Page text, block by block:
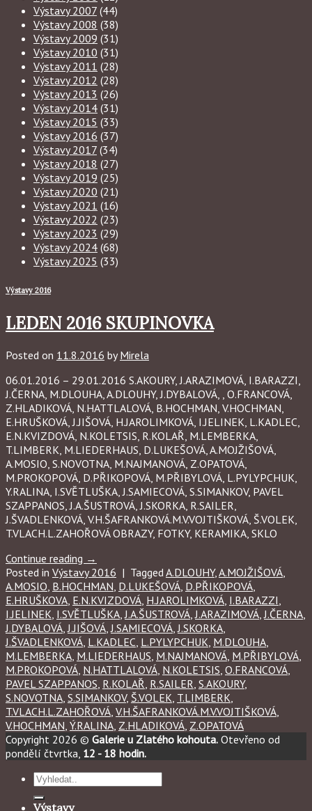
Výstavy 2007 (44)
Výstavy 2008 (38)
Výstavy 2009 (31)
Výstavy 2010 (31)
Výstavy 2011 (28)
Výstavy 2012 (28)
Výstavy 2013 (26)
Výstavy 2014 (31)
Výstavy 2015 (33)
Výstavy 2016 (37)
Výstavy 2017 (34)
Výstavy 2018 (27)
Výstavy 2019 (25)
Výstavy 2020 (21)
Výstavy 2021 (16)
Výstavy 2022 (23)
Výstavy 2023 (29)
Výstavy 2024 (68)
Výstavy 2025 (33)
Výstavy 2016
LEDEN 2016 SKUPINOVKA
Posted on 11.8.2016 byMirela
06.01.2016 – 29.01.2016 S.AKOURY, J.ARAZIMOVÁ, I.BARAZZI,
J.ČERNA, M.DLOUHA, A.DLOUHY, J.DYBALOVÁ, , O.FRANCOVÁ,
Z.HLADIKOVÁ, N.HATTLALOVÁ, B.HOCHMAN, V.HOCHMAN,
E.HRUŠKOVÁ, J.JIŠOVÁ, H.JAROLIMKOVÁ, I.JELINEK, L.KADLEC,
E.N.KVIZDOVÁ, N.KOLETSIS, R.KOLAŘ, M.LEMBERKA,
T.LIMBERK, M.LIEDERHAUS, D.LUKEŠOVÁ, A.MOJŽIŠOVÁ,
A.MOSIO, S.NOVOTNA, M.NAJMANOVÁ, Z.OPATOVÁ,
M.PROKOPOVÁ, D.PŘIKOPOVÁ, M.PŘIBYLOVÁ, L.PYLYPCHUK,
Y.RALINA, I.SVĚTLUŠKA, J.SAMIECOVÁ, S.SIMANKOV, PAVEL
SZAPPANOS, J.A.ŠUSTROVÁ, J.SKORKA, R.SAILER,
J.ŠVADLENKOVÁ, V.H.ŠAFRANKOVÁ.M.V.VOJTIŠKOVÁ, Š.VOLEK,
T.VLACH.L.ZAHOŘOVÁ OBRAZY, FOTKY, KERAMIKA, SKLO
Continue reading →
Posted in Výstavy 2016 | Tagged A.DLOUHY, A.MOJŽIŠOVÁ
A.MOSIO B.HOCHMAN D.LUKEŠOVÁ D.PŘIKOPOVÁ
E.HRUŠKOVA E.N.KVIZDOVÁ H.JAROLIMKOVÁ I.BARAZZI
I.JELINEK I.SVĚTLUŠKA J.A.ŠUSTROVÁ J.ARAZIMOVÁ J.ČERNA
J.DYBALOVÁ J.JIŠOVÁ J.SAMIECOVÁ J.SKORKA
J.ŠVADLENKOVÁ L.KADLEC L.PYLYPCHUK M.DLOUHA
M.LEMBERKA M.LIEDERHAUS M.NAJMANOVÁ M.PŘIBYLOVÁ
M.PROKOPOVÁ N.HATTLALOVÁ N.KOLETSIS O.FRANCOVÁ
PAVEL SZAPPANOS R.KOLAŘ R.SAILER S.AKOURY,
S.NOVOTNA S.SIMANKOV, Š.VOLEK T.LIMBERK
T.VLACH.L.ZAHOŘOVÁ V.H.ŠAFRANKOVÁ.M.V.VOJTIŠKOVÁ
V.HOCHMAN Ý.RALINA Z.HLADIKOVÁ Z.OPATOVÁ
Copyright 2026 © Galerie u Zlatého kohouta. Otevřeno od
pondělí čtvrtka, 12 - 18 hodin.
Hledat:
Výstavy